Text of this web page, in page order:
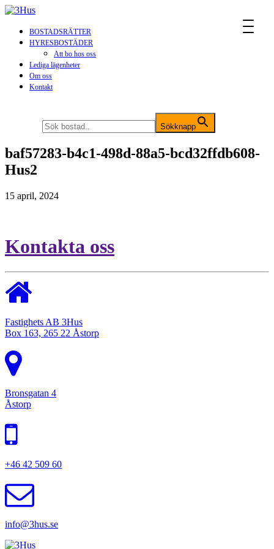
BOSTADSRÄTTER
HYRESBOSTÄDER
Att bo hos oss
Lediga lägenheter
Om oss
Kontakt
Sökknapp
baf57283-b4c1-498d-88a5-bcd32ffdb608-
Hus2
15 april, 2024
Kontakta oss
Fastighets AB 3Hus
Box 163, 265 22 Åstorp
Bronsgatan 4
Åstorp
+46 42 509 60
info@3hus.se